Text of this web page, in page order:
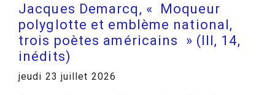
Jacques Demarcq, « Moqueur
polyglotte et emblème national,
trois poètes américains » (III, 14,
inédits)
jeudi 23 juillet 2026